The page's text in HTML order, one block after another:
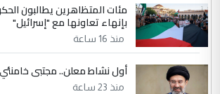
مئات المتظاهرين يطالبون
بإنهاء تعاونها مع "إسرائيل"
منذ 16 ساعة
أول نشاط معلن.. مجتبى
منذ 23 ساعة